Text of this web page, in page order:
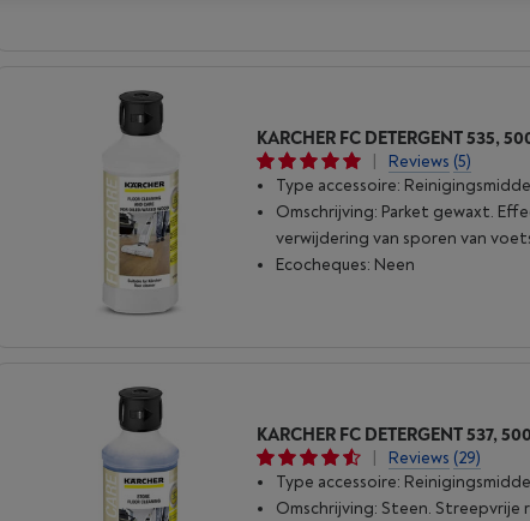
KARCHER FC DETERGENT 535,
Reviews (5)
Type accessoire:
Omschrijving: Parket gewaxt.
verwijdering van sporen van
Ecocheques: Neen
KARCHER FC DETERGENT 537,
|
Reviews (29)
Type accessoire:
Omschrijving: Steen. Streepvrije